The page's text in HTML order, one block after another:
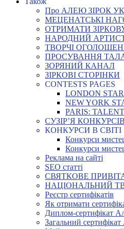
Про АЛЕЮ ЗІРОК
МЕЦЕНАТСЬКІ
ОТРИМАТИ
НАРОДНИЙ АРТИСТ
ТВОРЧІ
ПРОСУВАННЯ
ЗОРЯНИЙ КАНАЛ
ЗІРКОВІ СТОРІНКИ
CONTESTS PAGES
LONDON
NEW YORK
PARIS:
СУЗІР’Я КОНКУРСІВ
КОНКУРСИ В СВІТІ
Конкурси
Конкурси
Реклама на сайті
SEO статті
СВЯТКОВЕ
НАЦІОНАЛЬНИЙ
Реєстр сертифікатів
Як отримати
Диплом-сертифікат
Загальний сертифікат